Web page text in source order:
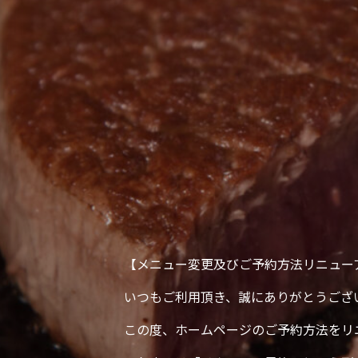
【メニュー変更及びご予約方法リニュ
いつもご利用頂き、誠にありがとうござ
この度、ホームページのご予約方法を